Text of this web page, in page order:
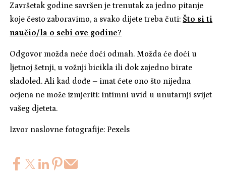
Završetak godine savršen je trenutak za jedno pitanje
koje često zaboravimo, a svako dijete treba čuti: Što si ti
naučio/la o sebi ove godine?
Odgovor možda neće doći odmah. Možda će doći u
ljetnoj šetnji, u vožnji bicikla ili dok zajedno birate
sladoled. Ali kad dođe – imat ćete ono što nijedna
ocjena ne može izmjeriti: intimni uvid u unutarnji svijet
vašeg djeteta.
Izvor naslovne fotografije: Pexels